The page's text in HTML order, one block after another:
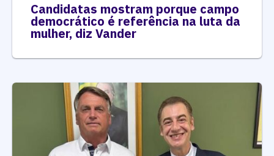
Candidatas mostram porque campo
democrático é referência na luta da
mulher, diz Vander